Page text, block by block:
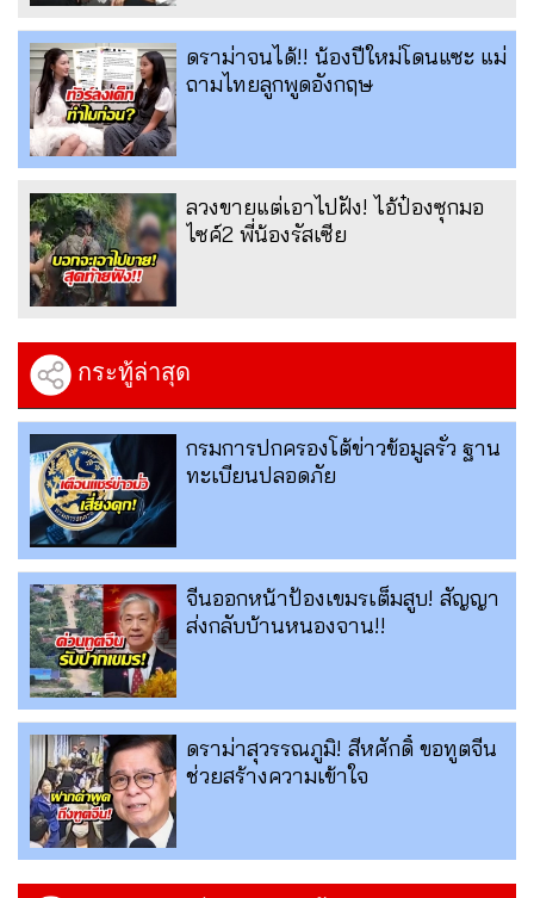
ดราม่าจนได้!! น้องปีใหม่โดนแซะ แม่
ถามไทยลูกพูดอังกฤษ
ลวงขายแต่เอาไปฝัง! ไอ้ป๋องซุกมอ
ไซค์2 พี่น้องรัสเซีย
กระทู้ล่าสุด
กรมการปกครองโต้ข่าวข้อมูลรั่ว ฐาน
ทะเบียนปลอดภัย
จีนออกหน้าป้องเขมรเต็มสูบ! สัญญา
ส่งกลับบ้านหนองจาน!!
ดราม่าสุวรรณภูมิ! สีหศักดิ์ ขอทูตจีน
ช่วยสร้างความเข้าใจ